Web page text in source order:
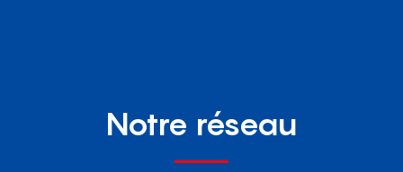
Notre réseau